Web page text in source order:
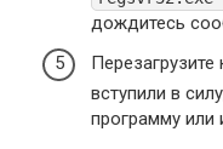
дождитесь
вступили в
программу или